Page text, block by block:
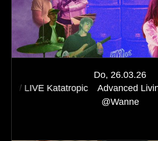
Do, 26.03.26
Advanced Living Room
@Wanne
Anreise
Kontakt
Impressum
Privacy Policy
FÖRDERGEBER:INNEN & SPONSOREN